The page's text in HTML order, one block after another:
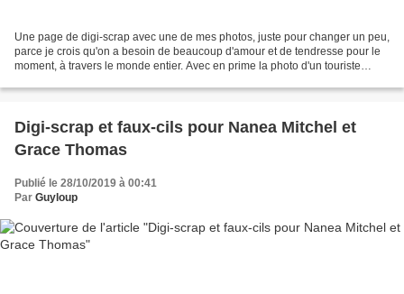
Une page de digi-scrap avec une de mes photos, juste pour changer un peu,
parce je crois qu'on a besoin de beaucoup d'amour et de tendresse pour le
moment, à travers le monde entier. Avec en prime la photo d'un touriste
Digi-scrap et faux-cils pour Nanea Mitchel et
Grace Thomas
Publié le 28/10/2019 à 00:41
Par Guyloup